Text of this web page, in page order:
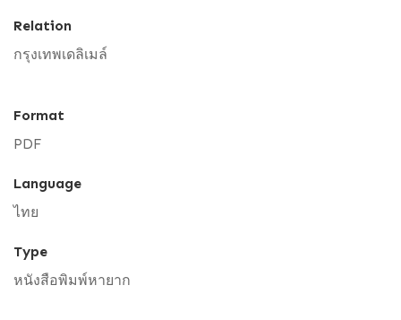
Relation
กรุงเทพเดลิเมล์
Format
PDF
Language
ไทย
Type
หนังสือพิมพ์หายาก